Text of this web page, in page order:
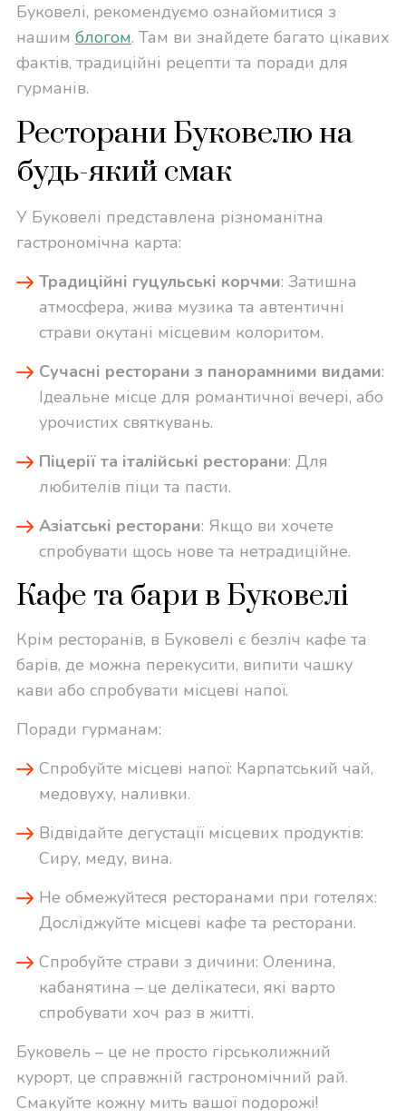
Буковелі, рекомендуємо ознайомитися з
нашим блогом. Там ви знайдете багато цікавих
фактів, традиційні рецепти та поради для
гурманів.
Ресторани Буковелю на
будь-який смак
У Буковелі представлена різноманітна
гастрономічна карта:
Традиційні гуцульські корчми: Затишна
атмосфера, жива музика та автентичні
страви окутані місцевим колоритом.
Сучасні ресторани з панорамними видами:
Ідеальне місце для романтичної вечері, або
урочистих святкувань.
Піцерії та італійські ресторани: Для
любителів піци та пасти.
Азіатські ресторани: Якщо ви хочете
спробувати щось нове та нетрадиційне.
Кафе та бари в Буковелі
Крім ресторанів, в Буковелі є безліч кафе та
барів, де можна перекусити, випити чашку
кави або спробувати місцеві напої.
Поради гурманам:
Спробуйте місцеві напої: Карпатський чай,
медовуху, наливки.
Відвідайте дегустації місцевих продуктів:
Сиру, меду, вина.
Не обмежуйтеся ресторанами при готелях:
Досліджуйте місцеві кафе та ресторани.
Спробуйте страви з дичини: Оленина,
кабанятина – це делікатеси, які варто
спробувати хоч раз в житті.
Буковель – це не просто гірськолижний
курорт, це справжній гастрономічний рай.
Смакуйте кожну мить вашої подорожі!